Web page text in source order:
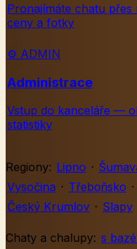
Pronajímáte chatu přes
ceny a fotky
⚙️ ADMIN
Administrace
Vstup do kanceláře —
statistiky
Regiony: Lipno ·
Vysočina · Třeboňsko ·
Český Krumlov · Slapy
Chaty a chalupy: s